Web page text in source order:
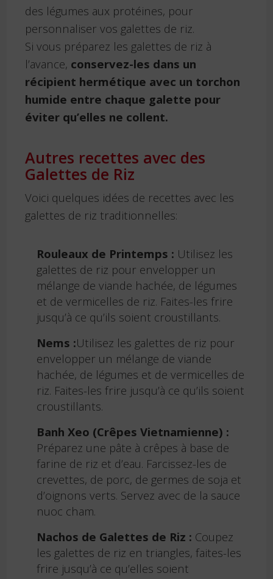
des légumes aux protéines, pour
personnaliser vos galettes de riz.
Si vous préparez les galettes de riz à
l’avance, conservez-les dans un
récipient hermétique avec un torchon
humide entre chaque galette pour
éviter qu’elles ne collent.
Autres recettes avec des
Galettes de Riz
Voici quelques idées de recettes avec les
galettes de riz traditionnelles:
Rouleaux de Printemps : Utilisez les
galettes de riz pour envelopper un
mélange de viande hachée, de légumes
et de vermicelles de riz. Faites-les frire
jusqu’à ce qu’ils soient croustillants.
Nems :Utilisez les galettes de riz pour
envelopper un mélange de viande
hachée, de légumes et de vermicelles de
riz. Faites-les frire jusqu’à ce qu’ils soient
croustillants.
Banh Xeo (Crêpes Vietnamienne) :
Préparez une pâte à crêpes à base de
farine de riz et d’eau. Farcissez-les de
crevettes, de porc, de germes de soja et
d’oignons verts. Servez avec de la sauce
nuoc cham.
Nachos de Galettes de Riz : Coupez
les galettes de riz en triangles, faites-les
frire jusqu’à ce qu’elles soient